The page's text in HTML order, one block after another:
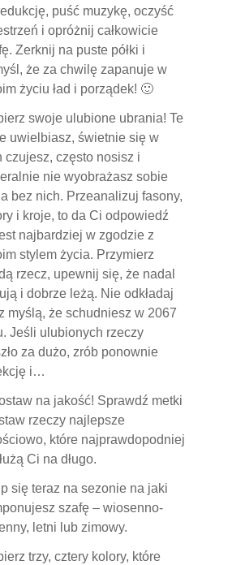
puść muzykę, oczyść
i opróżnij całkowicie
Zerknij na puste półki i
że za chwilę zapanuje w
życiu ład i porządek! 🙂
swoje ulubione ubrania! Te
uwielbiasz, świetnie się w
czujesz, często nosisz i
nie wyobrażasz sobie
bez nich. Przeanalizuj fasony,
i kroje, to da Ci odpowiedź
najbardziej w zgodzie z
stylem życia. Przymierz
rzecz, upewnij się, że nadal
i dobrze leżą. Nie odkładaj
myślą, że schudniesz w 2067
Jeśli ulubionych rzeczy
za dużo, zrób ponownie
i…
na jakość! Sprawdź metki
rzeczy najlepsze
które najprawdopodniej
Ci na długo.
się teraz na sezonie na jaki
szafę – wiosenno-
letni lub zimowy.
trzy, cztery kolory, które